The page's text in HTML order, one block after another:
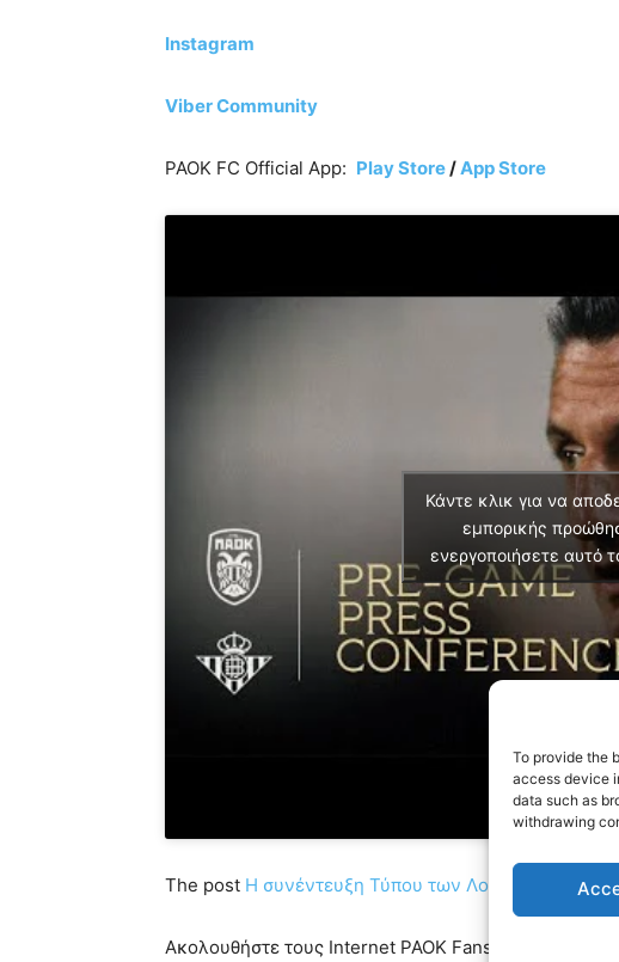
To provide the
access device
data such as
withdrawing
Instagram
Viber Community
PAOK FC Official App: Play Store/App Store
Κάντε κλικ για να
εμπορικής
ενεργοποιήσετε αυτό
The post Η συνέντευξη Τύπου των Λουτσέσκου και
Ακολουθήστε τους Internet PAOK Fans στα social